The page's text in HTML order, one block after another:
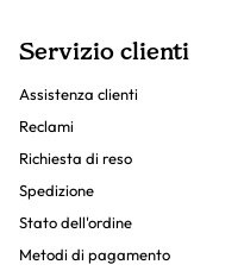
Servizio clienti
Assistenza clienti
Reclami
Richiesta di reso
Spedizione
Stato dell'ordine
Metodi di pagamento